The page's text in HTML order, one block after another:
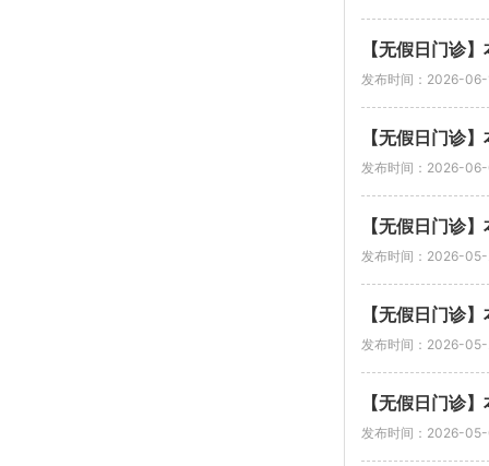
【无假日门诊
发布时间：2026-06-
【无假日门诊
发布时间：2026-
【无假日门诊
发布时间：2026-
【无假日门诊
发布时间：2026-
【无假日门诊
发布时间：2026-